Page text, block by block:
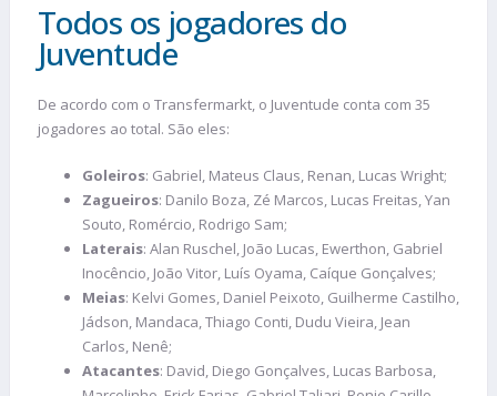
Todos os jogadores do
Juventude
De acordo com o Transfermarkt, o Juventude conta com 35
jogadores ao total. São eles:
Goleiros: Gabriel, Mateus Claus, Renan, Lucas Wright;
Zagueiros: Danilo Boza, Zé Marcos, Lucas Freitas, Yan
Souto, Romércio, Rodrigo Sam;
Laterais: Alan Ruschel, João Lucas, Ewerthon, Gabriel
Inocêncio, João Vitor, Luís Oyama, Caíque Gonçalves;
Meias: Kelvi Gomes, Daniel Peixoto, Guilherme Castilho,
Jádson, Mandaca, Thiago Conti, Dudu Vieira, Jean
Carlos, Nenê;
Atacantes: David, Diego Gonçalves, Lucas Barbosa,